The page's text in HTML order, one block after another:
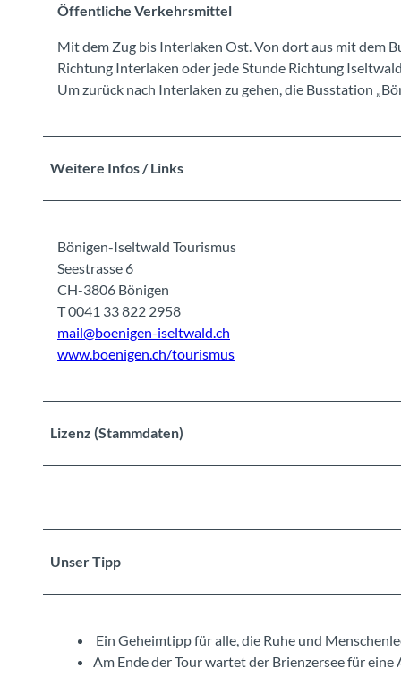
Öffentliche Verkehrsmittel
Mit dem Zug bis Interlaken Ost. Von dort aus mit dem
Richtung Interlaken oder jede Stunde Richtung Iseltwald.
Um zurück nach Interlaken zu gehen, die Busstation
Weitere Infos / Links
Bönigen-Iseltwald Tourismus
Seestrasse 6
CH-3806 Bönigen
T 0041 33 822 2958
mail@boenigen-iseltwald.ch
www.boenigen.ch/tourismus
Lizenz (Stammdaten)
Unser Tipp
Ein Geheimtipp für alle, die Ruhe und
Am Ende der Tour wartet der Brienzersee für eine